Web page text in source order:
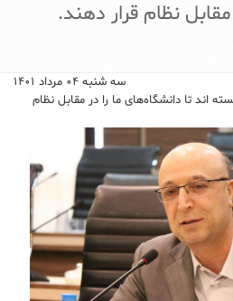
نظام قرار دهند.
سه شنبه ۰۴ مرداد ۱۴۰۱
اند تا دانشگاه‌های ما را در مقابل نظام